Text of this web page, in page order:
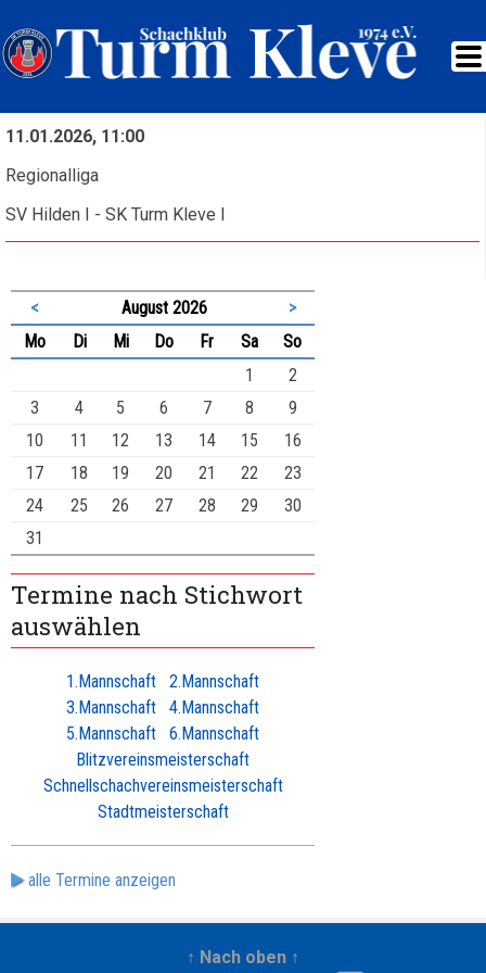
11.01.2026, 11:00
Regionalliga
SV Hilden I - SK Turm Kleve I
< August 2026
>
Montag Dienstag
Mittwoch
Donnerstag
FreitagSamstag
Sonntag
1
2
3
4 5 6 7 8
9
10
11 12 13 14 15
16
17
18 19 20 21 22
23
24
25 26 27 28 29
30
31
Termine nach Stichwort
auswählen
1.Mannschaft
2.Mannschaft
3.Mannschaft
4.Mannschaft
5.Mannschaft
6.Mannschaft
Blitzvereinsmeisterschaft
Schnellschachvereinsmeisterschaft
Stadtmeisterschaft
alle Termine anzeigen
↑ Nach oben ↑